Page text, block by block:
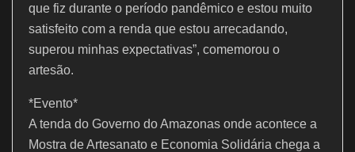
que fiz durante o período pandêmico e estou muito
satisfeito com a renda que estou arrecadando,
superou minhas expectativas”, comemorou o
artesão.
*Evento*
A tenda do Governo do Amazonas onde acontece a
Mostra de Artesanato e Economia Solidária chega a